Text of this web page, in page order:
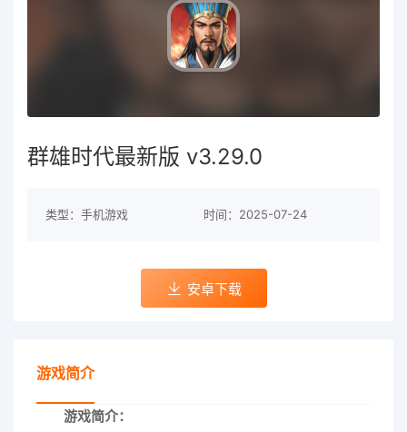
群雄时代最新版 v3.29.0
类型：手机游戏 时间：2025-07-24
安卓下载
游戏简介
游戏简介：